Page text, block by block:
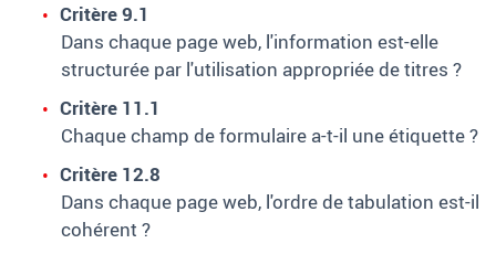
Critère 9.1
Dans chaque page web, l'information est-elle
structurée par l'utilisation appropriée de titres ?
Critère 11.1
Chaque champ de formulaire a-t-il une étiquette ?
Critère 12.8
Dans chaque page web, l'ordre de tabulation est-il
cohérent ?